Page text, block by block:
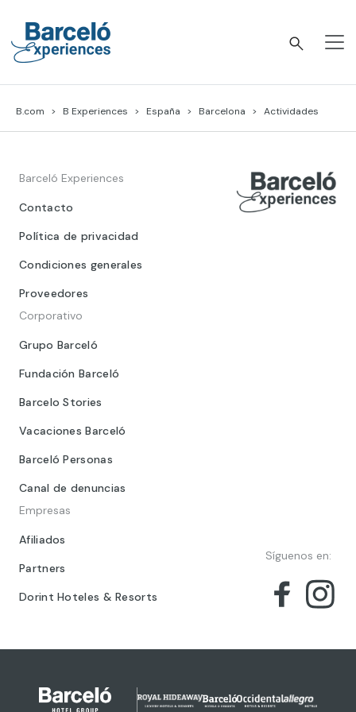
content
B.com B Experiences España Barcelona Actividades
Barceló Experiences
Contacto
Política de privacidad
Condiciones generales
Proveedores
Corporativo
Grupo Barceló
Fundación Barceló
Barcelo Stories
Vacaciones Barceló
Barceló Personas
Canal de denuncias
Empresas
Afiliados
Partners
Dorint Hoteles & Resorts
Síguenos en: